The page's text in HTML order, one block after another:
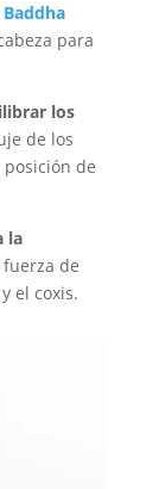
para
los
de los
de
la
de
el coxis.